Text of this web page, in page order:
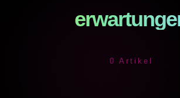
0 Artikel